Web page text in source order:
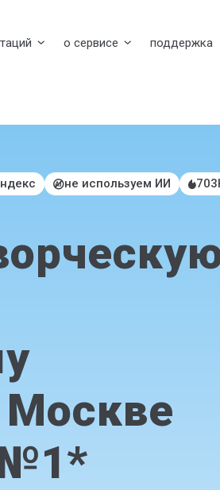
о сервисе поддержка
не используем ИИ
*